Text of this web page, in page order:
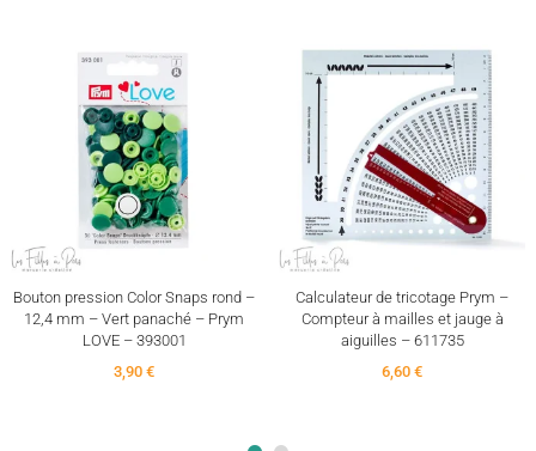
Bouton pression Color Snaps rond –
12,4 mm – Vert panaché – Prym
LOVE – 393001
3,90 €
Calculateur de tricotage Prym –
Compteur à mailles et jauge à
aiguilles – 611735
6,60 €